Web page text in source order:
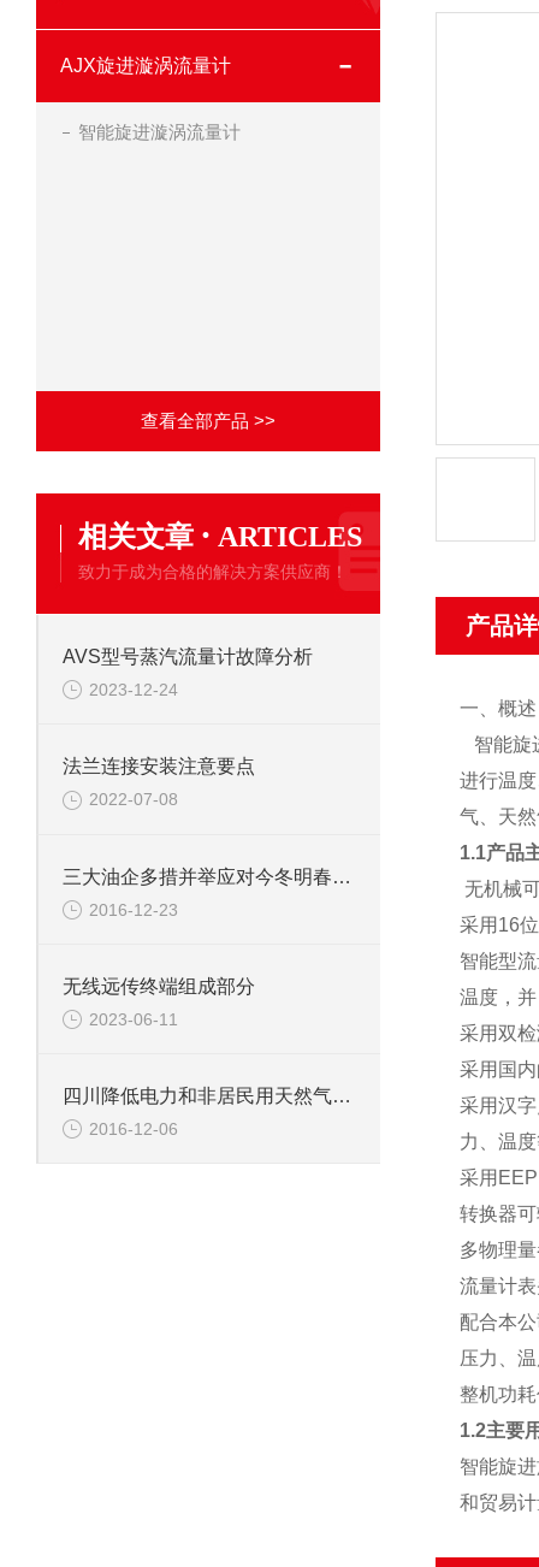
AJX旋进漩涡流量计
智能旋进漩涡流量计
查看全部产品 >>
相关文章 · ARTICLES
致力于成为合格的解决方案供应商！
AVS型号蒸汽流量计故障分析
2023-12-24
法兰连接安装注意要点
2022-07-08
三大油企多措并举应对今冬明春天然气供需矛盾
2016-12-23
无线远传终端组成部分
2023-06-11
四川降低电力和非居民用天然气价格
2016-12-06
产品
一、概述
智能旋
进行温
气、天
1.1产品
无机械
采用16
智能型
温度，
采用双
采用国
采用汉
力、温
采用
转换器
多物理
流量计
配合本
压力、
整机功
1.2主要
智能旋
和贸易